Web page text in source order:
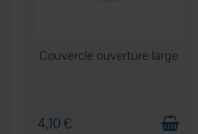
EN STOCK
Couvercle ouverture large
4,10 €